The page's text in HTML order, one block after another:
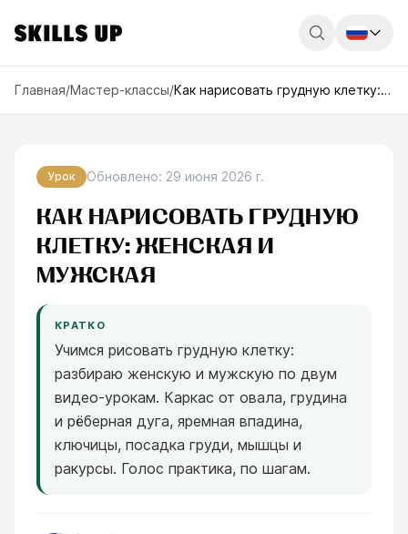
Беларусь
Главная/Мастер-классы/ Как нарисовать грудную клетку: женская и мужская
Урок Обновлено: 29 июня 2026 г.
КАК НАРИСОВАТЬ ГРУДНУЮ
КЛЕТКУ: ЖЕНСКАЯ И
МУЖСКАЯ
КРАТКО
Учимся рисовать грудную клетку:
разбираю женскую и мужскую по двум
видео-урокам. Каркас от овала, грудина
и рёберная дуга, яремная впадина,
ключицы, посадка груди, мышцы и
ракурсы. Голос практика, по шагам.